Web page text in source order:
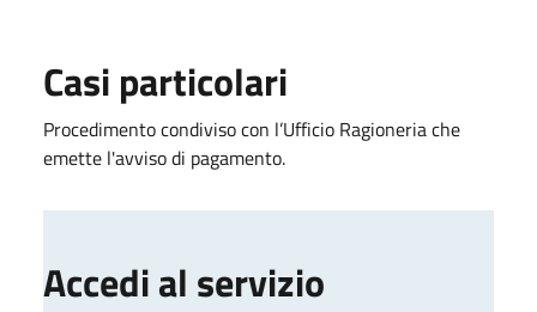
Casi particolari
Procedimento condiviso con l’Ufficio Ragioneria che
emette l'avviso di pagamento.
Accedi al servizio